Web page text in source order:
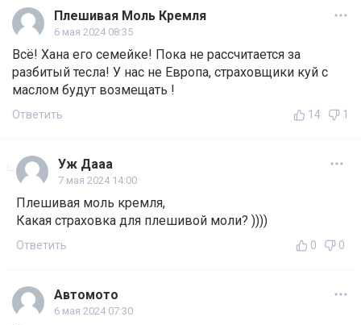
Плешивая Моль Кремля
6 мая 2024 08:35
Всё! Хана его семейке! Пока не рассчитается за
разбитый тесла! У нас не Европа, страховщики куй с
маслом будут возмещать !
Ответить 14 1
Уж Дааа
7 мая 2024 14:00
Плешивая моль кремля,
Какая страховка для плешивой моли? ))))
Ответить 0 0
Автомото
6 мая 2024 07:30